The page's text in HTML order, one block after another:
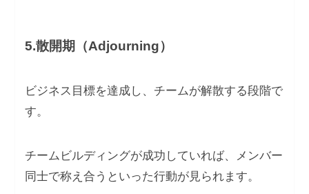
5.散開期（Adjourning）
ビジネス目標を達成し、チームが解散する段階で
す。
チームビルディングが成功していれば、メンバー
同士で称え合うといった行動が見られます。